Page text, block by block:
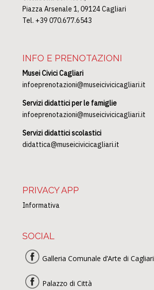
Piazza Arsenale 1, 09124 Cagliari
Tel. +39 070.677.6543
INFO E PRENOTAZIONI
Musei Civici Cagliari
infoeprenotazioni@museicivicicagliari.it
Servizi didattici per le famiglie
infoeprenotazioni@museicivicicagliari.it
Servizi didattici scolastici
didattica@museicivicicagliari.it
PRIVACY APP
Informativa
SOCIAL
Galleria Comunale d’Arte di Cagliari
Palazzo di Città